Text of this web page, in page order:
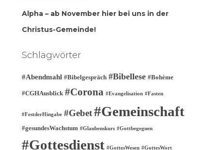
Alpha – ab November hier bei uns in der
Christus-Gemeinde!
Schlagwörter
#Abendmahl #Bibelgespräch #Bibellese #Bohème
#CGHAusblick #Corona #Evangelisation #Fasten
#FestderHingabe #Gebet#Gemeinschaft
#gesundesWachstum #Glaubenskurs #Gottbegegnen
#Gottesdienst #GottesWesen #GottesWort